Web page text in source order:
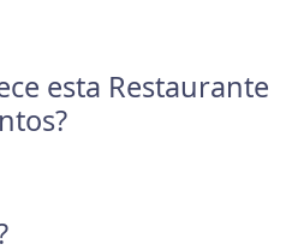
esta Restaurante